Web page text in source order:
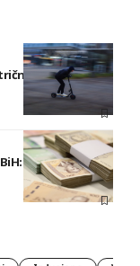
romobila u
Najniža sada